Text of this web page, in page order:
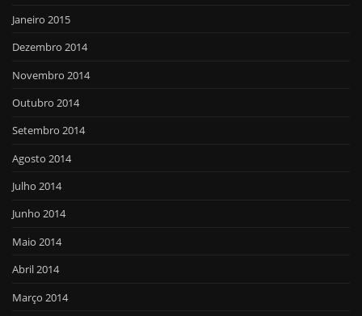
Janeiro 2015
Dezembro 2014
Novembro 2014
Outubro 2014
Setembro 2014
Agosto 2014
Julho 2014
Junho 2014
Maio 2014
Abril 2014
Março 2014